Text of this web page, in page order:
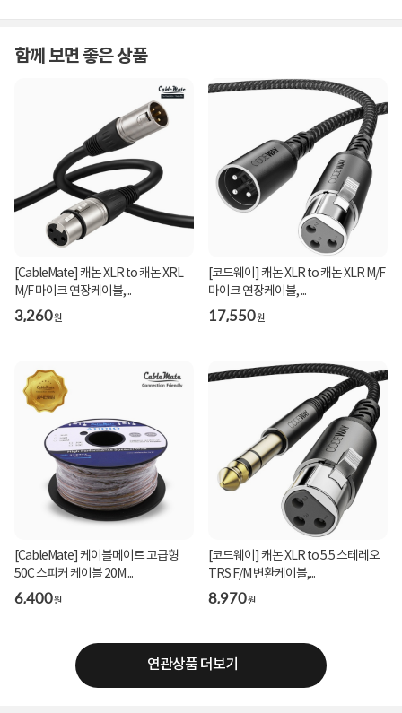
함께 보면 좋은 상품
[CableMate] 캐논 XLR to 캐논 XRL
M/F 마이크 연장케이블,...
3,260원
[코드웨이] 캐논 XLR to 캐논 XLR M/F
마이크 연장케이블, ...
17,550원
[CableMate] 케이블메이트 고급형
50C 스피커 케이블 20M ...
6,400원
[코드웨이] 캐논 XLR to 5.5 스테레오
TRS F/M 변환케이블,...
8,970원
연관상품 더보기